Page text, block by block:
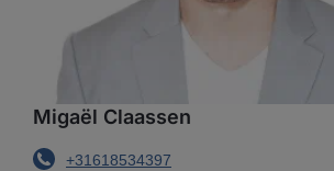
Migaël Claassen
+31618534397